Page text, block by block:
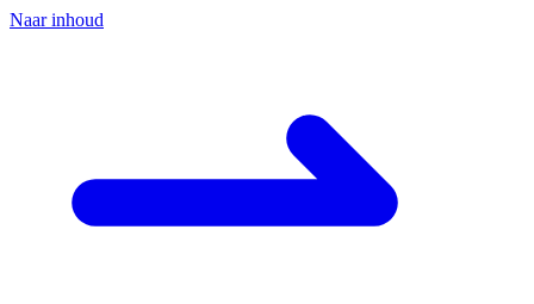
Naar inhoud